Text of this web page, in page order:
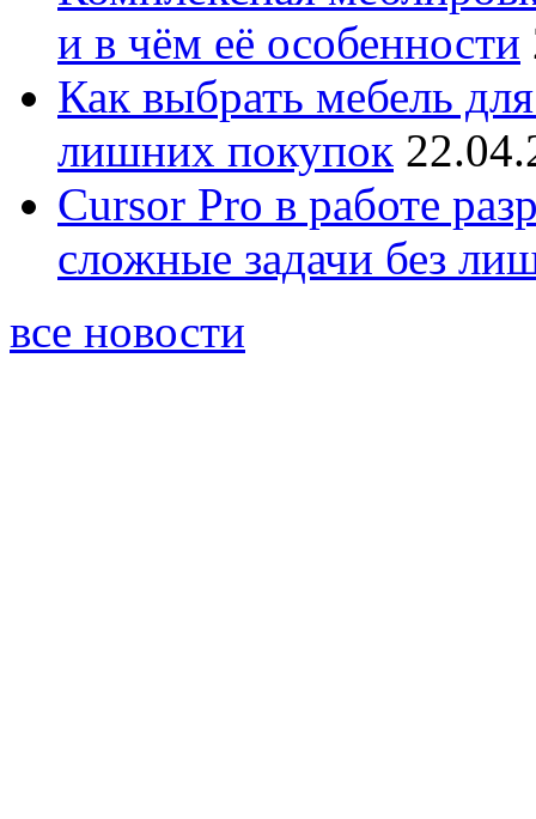
и в чём её особенности
Как выбрать мебель
лишних покупок
Cursor Pro в работе
сложные задачи без
все новости